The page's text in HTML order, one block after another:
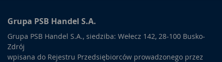
Grupa PSB Handel S.A.
Grupa PSB Handel S.A., siedziba: Wełecz 142, 28-100 Busko-
Zdrój
wpisana do Rejestru Przedsiębiorców prowadzonego przez